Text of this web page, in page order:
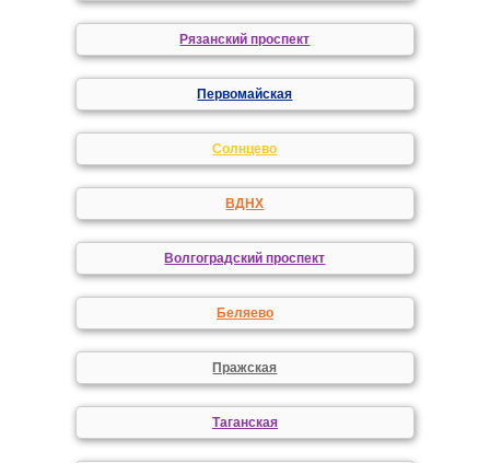
Рязанский проспект
Первомайская
Солнцево
ВДНХ
Волгоградский проспект
Беляево
Пражская
Таганская